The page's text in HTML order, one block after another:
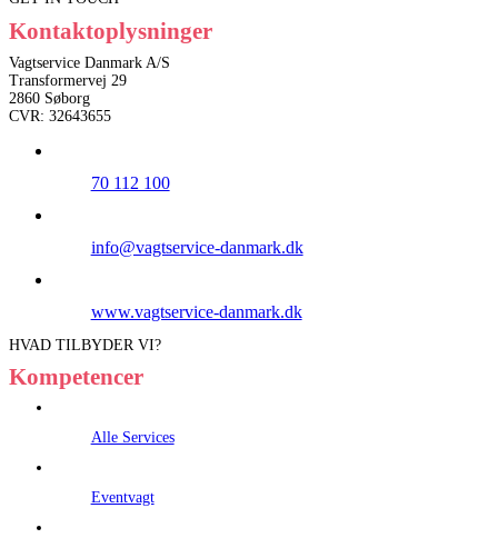
Kontaktoplysninger
Vagtservice Danmark A/S
Transformervej 29
2860 Søborg
CVR: 32643655
70 112 100
info@vagtservice-danmark.dk
www.vagtservice-danmark.dk
HVAD TILBYDER VI?
Kompetencer
Alle Services
Eventvagt